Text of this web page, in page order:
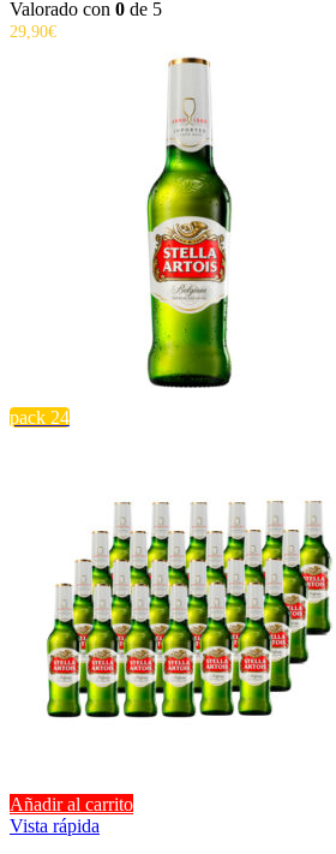
Valorado con 0 de 5
29,90€
pack 24
Añadir al carrito
Vista rápida